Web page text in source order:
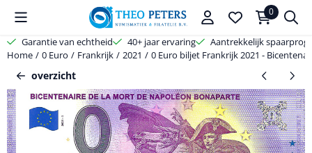
Cookievoorkeuren zijn beschikbaar. Kies instellingen of sta alle
0
Garantie van echtheid 40+ jaar ervaring
Aantrekkelijk
Home / 0 Euro / Frankrijk / 2021 / 0 Euro biljet Frankrijk 2021 -
overzicht